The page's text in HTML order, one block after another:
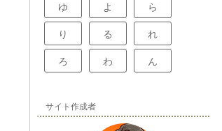
ゆ よ ら
り る れ
ろ わ ん
サイト作成者